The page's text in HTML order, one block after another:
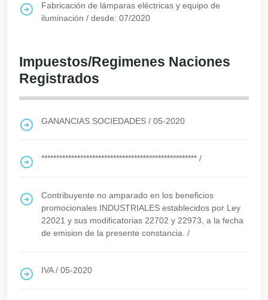
Fabricación de lámparas eléctricas y equipo de
iluminación / desde: 07/2020
Impuestos/Regimenes Naciones
Registrados
GANANCIAS SOCIEDADES / 05-2020
**************************************************** /
Contribuyente no amparado en los beneficios
promocionales INDUSTRIALES establecidos por Ley
22021 y sus modificatorias 22702 y 22973, a la fecha
de emision de la presente constancia. /
IVA/ 05-2020